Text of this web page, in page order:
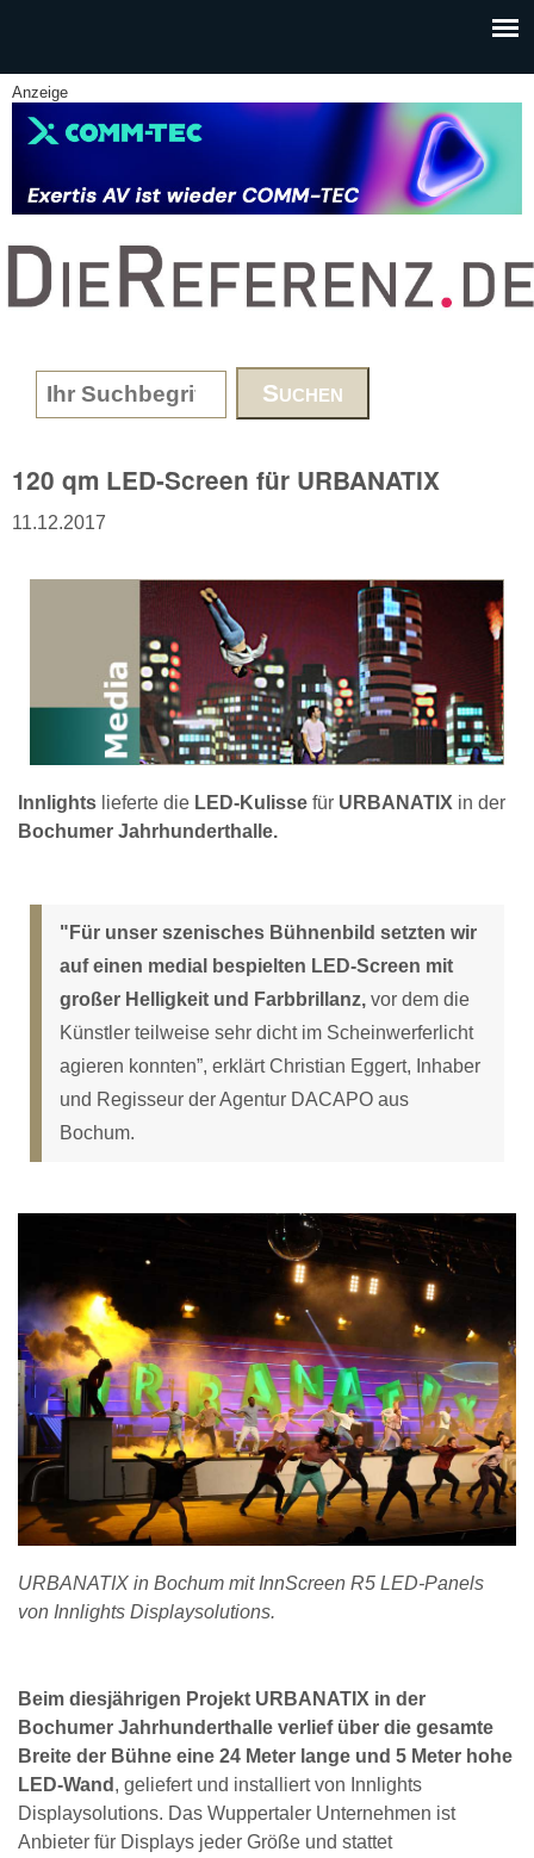
Anzeige
www.DieReferenz.de
Search form
120 qm LED-Screen für URBANATIX
11.12.2017
Innlights lieferte die LED-Kulisse für URBANATIX in der
Bochumer Jahrhunderthalle.
"Für unser szenisches Bühnenbild setzten wir
auf einen medial bespielten LED-Screen mit
großer Helligkeit und Farbbrillanz, vor dem die
Künstler teilweise sehr dicht im Scheinwerferlicht
agieren konnten”, erklärt Christian Eggert, Inhaber
und Regisseur der Agentur DACAPO aus
Bochum.
URBANATIX in Bochum mit InnScreen R5 LED-Panels
von Innlights Displaysolutions.
Beim diesjährigen Projekt URBANATIX in der
Bochumer Jahrhunderthalle verlief über die gesamte
Breite der Bühne eine 24 Meter lange und 5 Meter hohe
LED-Wand , geliefert und installiert von Innlights
Displaysolutions. Das Wuppertaler Unternehmen ist
Anbieter für Displays jeder Größe und stattet